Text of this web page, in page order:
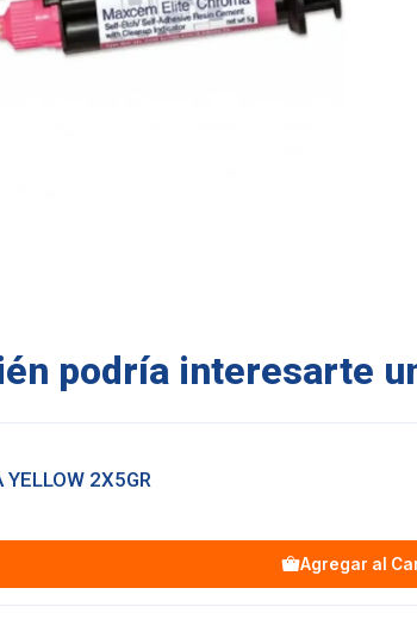
podría interesarte
YELLOW 2X5GR
Agregar al